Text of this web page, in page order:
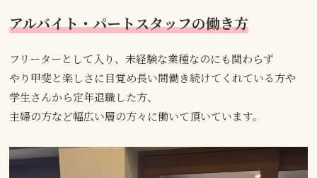
アルバイト・パートスタッフの働き方
フリーターとして入り、未経験な業種なのにも関わらず
やり甲斐と楽しさに目覚め長い間働き続けてくれている方や
学生さんから定年退職した方、
主婦の方など幅広い層の方々に働いて頂いています。